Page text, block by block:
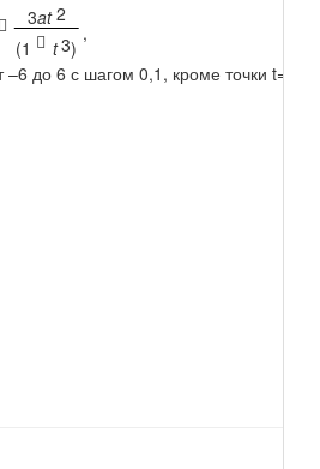
)
1
(
3
3
2
t
at


,
–6 до 6 с шагом 0,1, кроме точки t=-1.